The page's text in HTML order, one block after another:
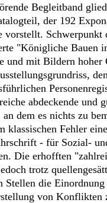
Begleitband
der 192
vorstellt. Schwerpunkt
"Königliche Bauen
und mit Bildern hoher
abdeckende und
an dem es nichts zu
klassischen Fehler
- für Sozial-
Die erhofften
trotz
Stellen die
von Konflikten